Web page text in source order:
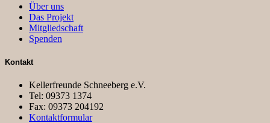
Über uns
Das Projekt
Mitgliedschaft
Spenden
Kontakt
Kellerfreunde Schneeberg e.V.
Tel: 09373 1374
Fax: 09373 204192
Kontaktformular